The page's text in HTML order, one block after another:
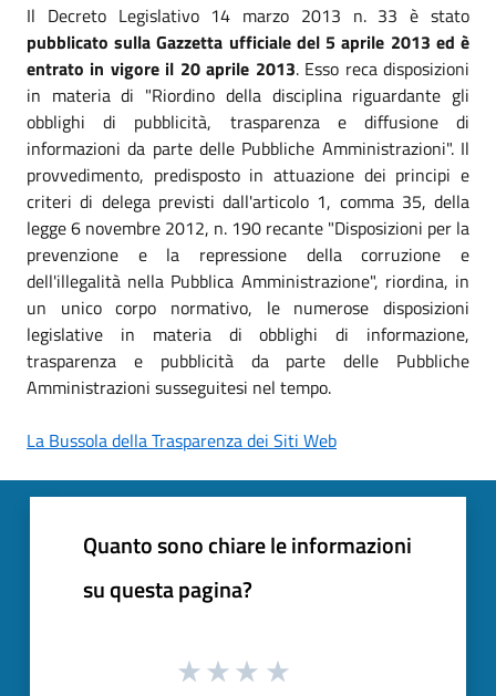
Il Decreto Legislativo 14 marzo 2013 n. 33 è stato
pubblicato sulla Gazzetta ufficiale del 5 aprile 2013 ed è
entrato in vigore il 20 aprile 2013. Esso reca disposizioni
in materia di "Riordino della disciplina riguardante gli
obblighi di pubblicità, trasparenza e diffusione di
informazioni da parte delle Pubbliche Amministrazioni". Il
provvedimento, predisposto in attuazione dei principi e
criteri di delega previsti dall'articolo 1, comma 35, della
legge 6 novembre 2012, n. 190 recante "Disposizioni per la
prevenzione e la repressione della corruzione e
dell'illegalità nella Pubblica Amministrazione", riordina, in
un unico corpo normativo, le numerose disposizioni
legislative in materia di obblighi di informazione,
trasparenza e pubblicità da parte delle Pubbliche
Amministrazioni susseguitesi nel tempo.
La Bussola della Trasparenza dei Siti Web
Quanto sono chiare le informazioni
su questa pagina?